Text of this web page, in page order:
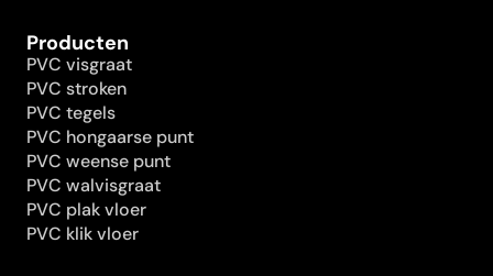
Producten
PVC visgraat
PVC stroken
PVC tegels
PVC hongaarse punt
PVC weense punt
PVC walvisgraat
PVC plak vloer
PVC klik vloer